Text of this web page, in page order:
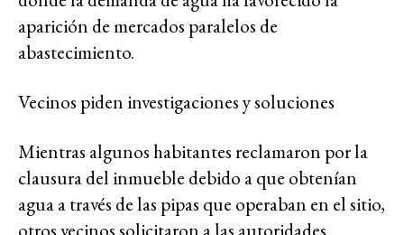
aparición de mercados paralelos de
abastecimiento.
Vecinos piden investigaciones y soluciones
Mientras algunos habitantes reclamaron por la
clausura del inmueble debido a que obtenían
agua a través de las pipas que operaban en el sitio,